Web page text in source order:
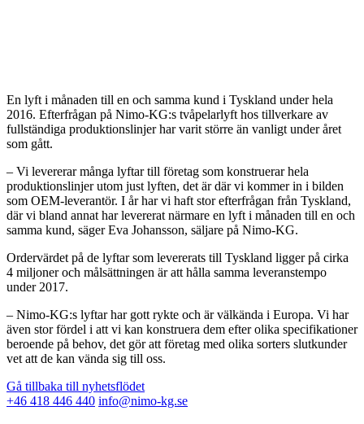
En lyft i månaden till en och samma kund i Tyskland under hela
2016. Efterfrågan på Nimo-KG:s tvåpelarlyft hos tillverkare av
fullständiga produktionslinjer har varit större än vanligt under året
som gått.
– Vi levererar många lyftar till företag som konstruerar hela
produktionslinjer utom just lyften, det är där vi kommer in i bilden
som OEM-leverantör. I år har vi haft stor efterfrågan från Tyskland,
där vi bland annat har levererat närmare en lyft i månaden till en och
samma kund, säger Eva Johansson, säljare på Nimo-KG.
Ordervärdet på de lyftar som levererats till Tyskland ligger på cirka
4 miljoner och målsättningen är att hålla samma leveranstempo
under 2017.
– Nimo-KG:s lyftar har gott rykte och är välkända i Europa. Vi har
även stor fördel i att vi kan konstruera dem efter olika specifikationer
beroende på behov, det gör att företag med olika sorters slutkunder
vet att de kan vända sig till oss.
Gå tillbaka till nyhetsflödet
+46 418 446 440 info@nimo-kg.se